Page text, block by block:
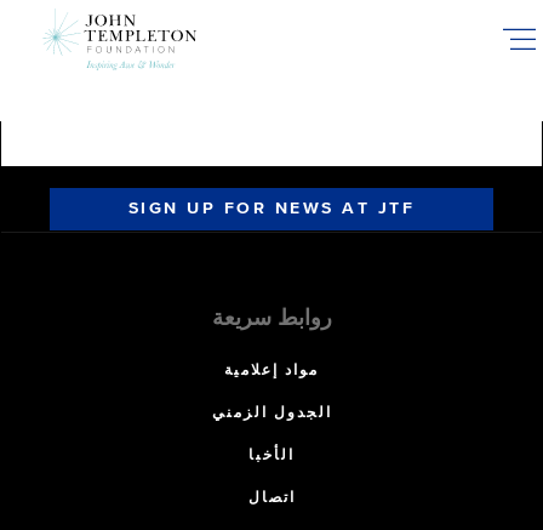
SIGN UP FOR NEWS AT JTF
روابط سريعة
مواد إعلامية
الجدول الزمني
الأخبا
اتصال